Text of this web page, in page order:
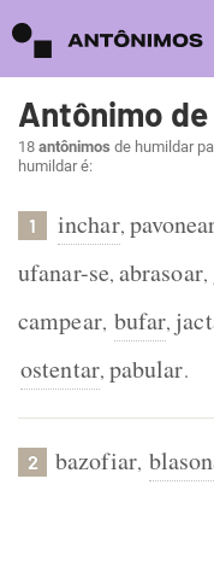
Antônimo
18 antônimos de humildar
humildar é:
1 inchar,
ufanar-se, abrasoar,
campear, bufar,
ostentar, pabular.
2 bazofiar,